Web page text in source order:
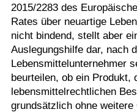
2015/2283 des
Rates über neuartige
nicht bindend, stellt aber
Auslegungshilfe dar, nach
Lebensmittelunternehmer
beurteilen, ob ein Produkt,
lebensmittelrechtlichen
grundsätzlich ohne weitere